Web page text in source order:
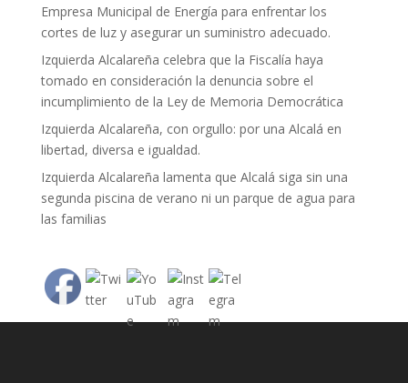
Empresa Municipal de Energía para enfrentar los
cortes de luz y asegurar un suministro adecuado.
Izquierda Alcalareña celebra que la Fiscalía haya
tomado en consideración la denuncia sobre el
incumplimiento de la Ley de Memoria Democrática
Izquierda Alcalareña, con orgullo: por una Alcalá en
libertad, diversa e igualdad.
Izquierda Alcalareña lamenta que Alcalá siga sin una
segunda piscina de verano ni un parque de agua para
las familias